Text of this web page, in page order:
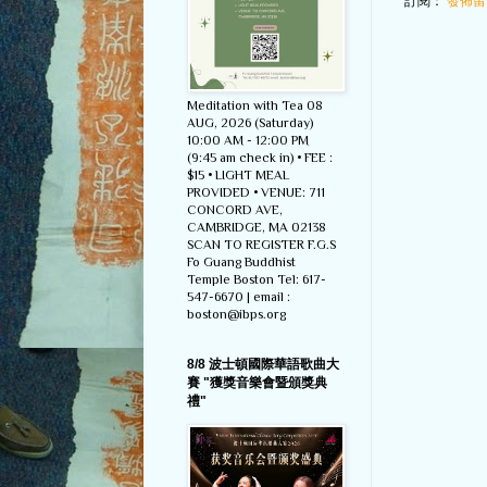
Meditation with Tea 08
AUG, 2026 (Saturday)
10:00 AM - 12:00 PM
(9:45 am check in) • FEE :
$15 • LIGHT MEAL
PROVIDED • VENUE: 711
CONCORD AVE,
CAMBRIDGE, MA 02138
SCAN TO REGISTER F.G.S
Fo Guang Buddhist
Temple Boston Tel: 617-
547-6670 | email :
boston@ibps.org
8/8 波士頓國際華語歌曲大
賽 "獲獎音樂會暨頒獎典
禮"